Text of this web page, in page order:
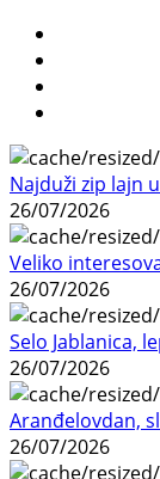
Najduži zip lajn
26/07/2026
Veliko
26/07/2026
Selo Jablanica,
26/07/2026
Aranđelovdan,
26/07/2026